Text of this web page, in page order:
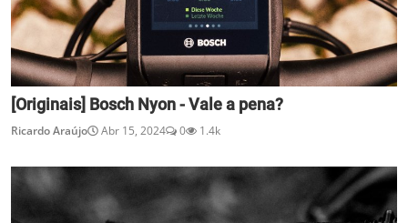
[Originais] Bosch Nyon - Vale a pena?
Ricardo Araújo Abr 15, 2024 0 1.4k